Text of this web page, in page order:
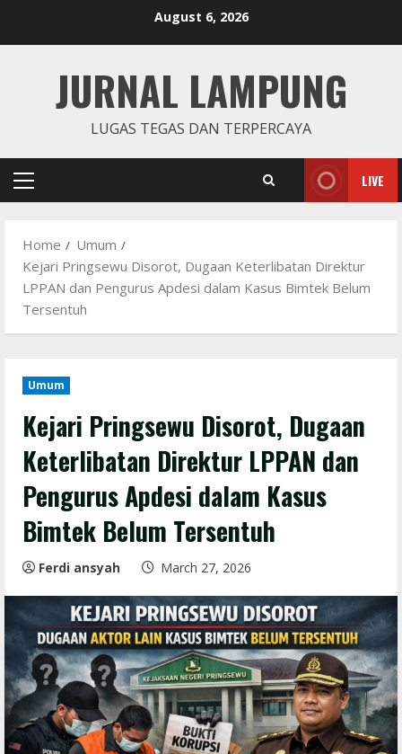
August 6, 2026
JURNAL LAMPUNG
LUGAS TEGAS DAN TERPERCAYA
Primary
LIVE
Home
Umum
Kejari Pringsewu Disorot, Dugaan Keterlibatan Direktur
LPPAN dan Pengurus Apdesi dalam Kasus Bimtek Belum
Tersentuh
Umum
Kejari Pringsewu Disorot, Dugaan
Keterlibatan Direktur LPPAN dan
Pengurus Apdesi dalam Kasus
Bimtek Belum Tersentuh
Ferdi ansyah March 27, 2026